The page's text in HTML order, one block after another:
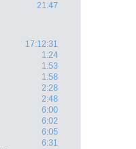
21:47
17:12:31
1:24
1:53
1:58
2:28
2:48
6:00
6:02
6:05
6:31